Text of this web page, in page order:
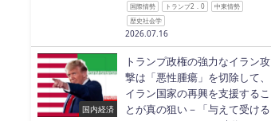
国際情勢 トランプ2．0
中東情勢
歴史社会学
2026.07.16
国内経済
トランプ政権の強力なイラン攻
撃は「悪性腫瘍」を切除して、
イラン国家の再興を支援するこ
とが真の狙い－「与えて受ける